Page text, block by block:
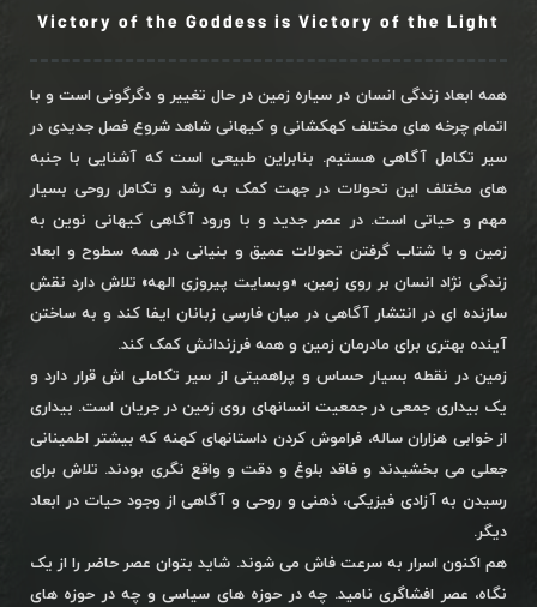
Victory of the Goddess is Victory of the Light
همه ابعاد زندگی انسان در سیاره زمین در حال تغییر و دگرگونی است و با
اتمام چرخه های مختلف کهکشانی و کیهانی شاهد شروع فصل جدیدی در
سیر تکامل آگاهی هستیم. بنابراین طبیعی است که آشنایی با جنبه
های مختلف این تحولات در جهت کمک به رشد و تکامل روحی بسیار
مهم و حیاتی است. در عصر جدید و با ورود آگاهی کیهانی نوین به
زمین و با شتاب گرفتن تحولات عمیق و بنیانی در همه سطوح و ابعاد
زندگی نژاد انسان بر روی زمین، «وبسایت پیروزی الهه» تلاش دارد نقش
سازنده ای در انتشار آگاهی در میان فارسی زبانان ایفا کند و به ساختن
آینده بهتری برای مادرمان زمین و همه فرزندانش کمک کند.
زمین در نقطه بسیار حساس و پراهمیتی از سیر تکاملی اش قرار دارد و
یک بیداری جمعی در جمعیت انسانهای روی زمین در جریان است. بیداری
از خوابی هزاران ساله، فراموش کردن داستانهای کهنه که بیشتر اطمینانی
جعلی می بخشیدند و فاقد بلوغ و دقت و واقع نگری بودند. تلاش برای
رسیدن به آزادی فیزیکی، ذهنی و روحی و آگاهی از وجود حیات در ابعاد
دیگر.
هم اکنون اسرار به سرعت فاش می شوند. شاید بتوان عصر حاضر را از یک
نگاه، عصر افشاگری نامید. چه در حوزه های سیاسی و چه در حوزه های